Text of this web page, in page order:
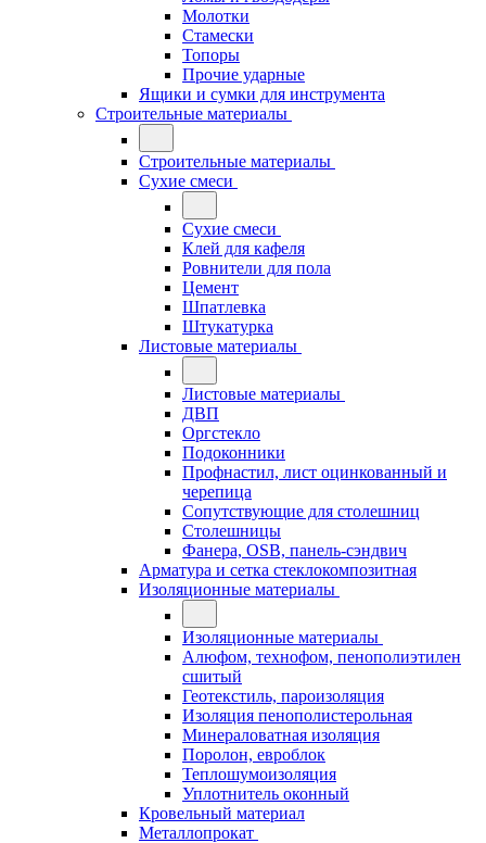
Молотки
Стамески
Топоры
Прочие ударные
Ящики и сумки для инструмента
Строительные материалы
Строительные материалы
Сухие смеси
Сухие смеси
Клей для кафеля
Ровнители для пола
Цемент
Шпатлевка
Штукатурка
Листовые материалы
Листовые материалы
ДВП
Оргстекло
Подоконники
Профнастил, лист оцинкованный и
черепица
Сопутствующие для столешниц
Столешницы
Фанера, OSB, панель-сэндвич
Арматура и сетка стеклокомпозитная
Изоляционные материалы
Изоляционные материалы
Алюфом, технофом, пенополиэтилен
сшитый
Геотекстиль, пароизоляция
Изоляция пенополистерольная
Минераловатная изоляция
Поролон, евроблок
Теплошумоизоляция
Уплотнитель оконный
Кровельный материал
Металлопрокат